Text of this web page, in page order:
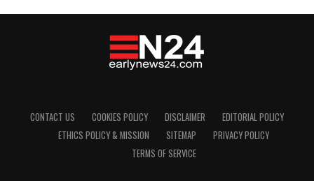
CONTACT US COOKIES POLICY DISCLAIMER
EDITORIAL POLICY
ETHICS POLICY & MISSION
SITEMAP
PRIVACY POLICY
TERMS OF SERVICE